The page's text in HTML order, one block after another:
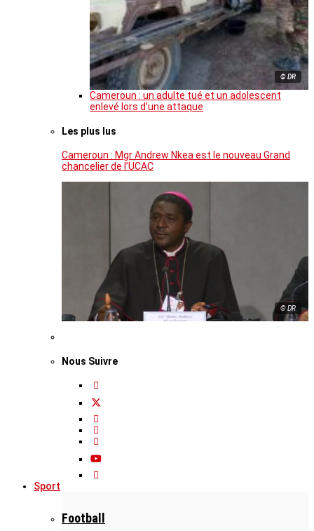
© DR
Cameroun : un adulte tué et un adolescent
enlevé lors d’une attaque
Les plus lus
Cameroun : Mgr Andrew Nkea est le nouveau Grand
chancelier de l’UCAC
© DR
Nous Suivre
Sport
Football